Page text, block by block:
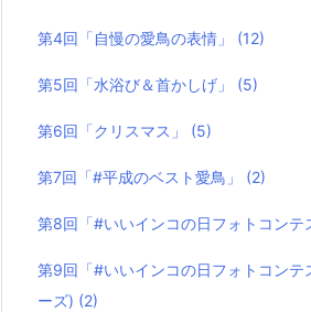
第4回「自慢の愛鳥の表情」 (12)
第5回「水浴び＆首かしげ」 (5)
第6回「クリスマス」 (5)
第7回「#平成のベスト愛鳥」 (2)
第8回「#いいインコの日フォトコンテ
第9回「#いいインコの日フォトコンテ
ーズ) (2)